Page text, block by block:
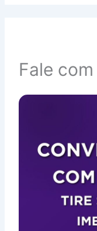
Fale